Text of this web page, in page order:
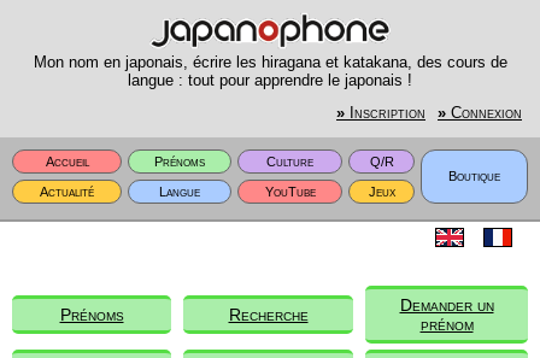
Mon nom en japonais, écrire les hiragana et katakana, des cours de
langue : tout pour apprendre le japonais !
» Inscription » Connexion
Accueil Prénoms Culture
Q/R
Boutique
Actualité
Langue YouTube Jeux
Prénoms Recherche
Demander un
prénom